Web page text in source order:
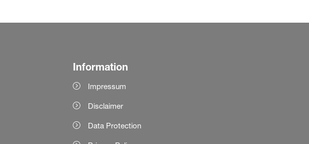
Information
Impressum
Disclaimer
Data Protection